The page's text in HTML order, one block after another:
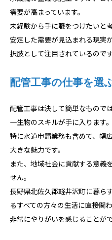
需要が高まっています。
未経験から手に職をつけたいと
安定した需要が見込まれる現実
択肢として注目されているのです
配管工事の仕事を選
配管工事は決して簡単なもので
一生物のスキルが手に入ります。
特に水道申請業務も含めて、幅
大きな魅力です。
また、地域社会に貢献する意義
せん。
長野県北佐久郡軽井沢町に暮ら
るすべての方々の生活に直接関
非常にやりがいを感じることが